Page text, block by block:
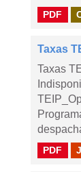
PDF
Taxas
Taxas
PDF